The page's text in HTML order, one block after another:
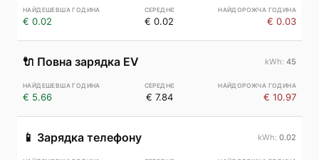
€ 0.02 € 0.02 € 0.03
🔌 Повна зарядка EV 45
€ 5.66 € 7.84 € 10.97
📱 Зарядка телефону 0.02